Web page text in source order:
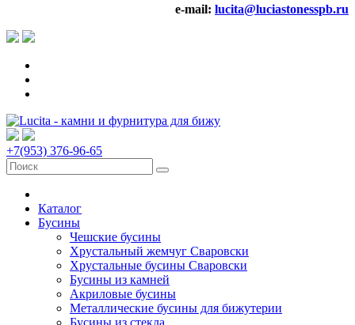
e-mail: lucita@luciastonesspb.ru
+7(953) 376-96-65
Каталог
Бусины
Чешские бусины
Хрустальный жемчуг Сваровски
Хрустальные бусины Сваровски
Бусины из камней
Акриловые бусины
Металлические бусины для бижутерии
Бусины из стекла